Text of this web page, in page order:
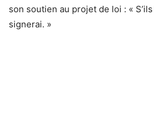
son soutien au projet de loi : « S’ils
signerai. »